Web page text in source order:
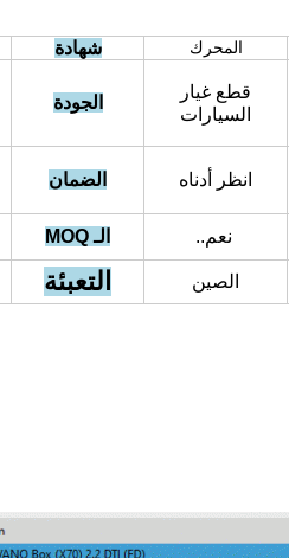
المحرك شهادة
قطع غيار
السيارات
الجودة
انظر أدناه الضمان
نعم.. الـ MOQ
الصين التعبئة